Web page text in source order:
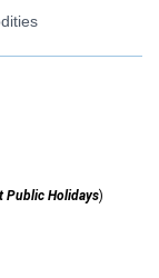
Public Holidays)